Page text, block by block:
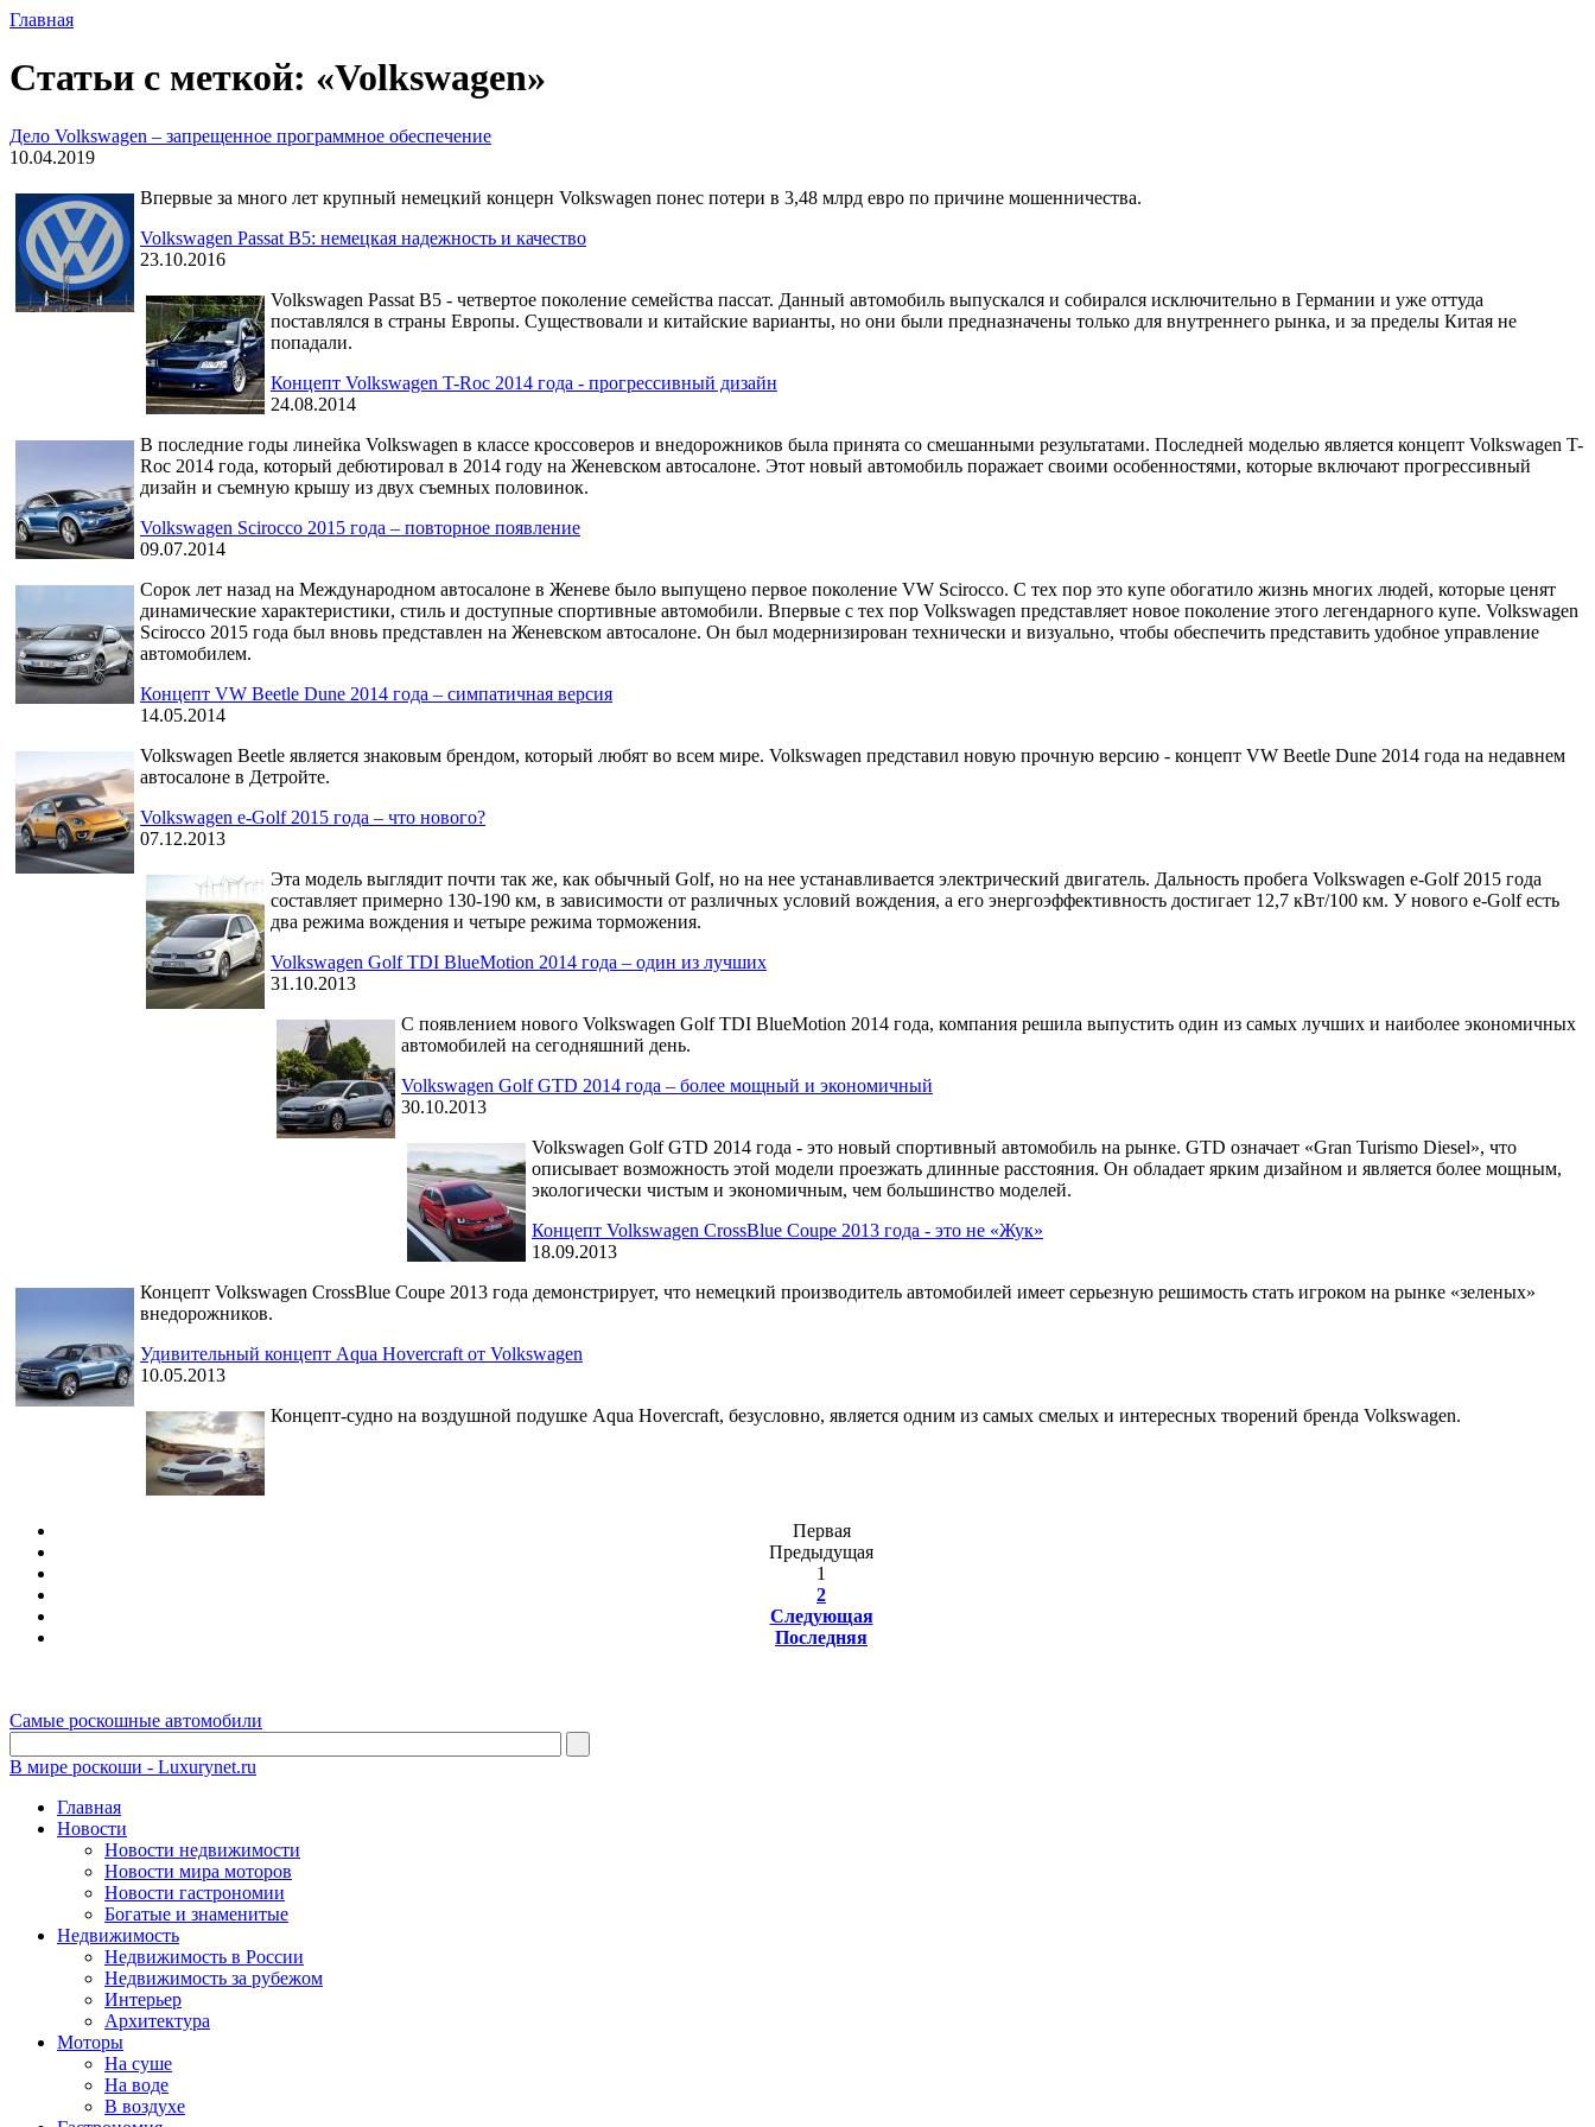
Главная
Статьи с меткой: «Volkswagen»
Дело Volkswagen – запрещенное программное обеспечение
10.04.2019
Впервые за много лет крупный немецкий концерн Volkswagen понес потери в 3,48 млрд евро по причине мошенничества.
Volkswagen Passat B5: немецкая надежность и качество
23.10.2016
Volkswagen Passat B5 - четвертое поколение семейства пассат. Данный автомобиль выпускался и собирался исключительно в Германии и уже оттуда
поставлялся в страны Европы. Существовали и китайские варианты, но они были предназначены только для внутреннего рынка, и за пределы Китая не
попадали.
Концепт Volkswagen T-Roc 2014 года - прогрессивный дизайн
24.08.2014
В последние годы линейка Volkswagen в классе кроссоверов и внедорожников была принята со смешанными результатами. Последней моделью является концепт Volkswagen T-
Roc 2014 года, который дебютировал в 2014 году на Женевском автосалоне. Этот новый автомобиль поражает своими особенностями, которые включают прогрессивный
дизайн и съемную крышу из двух съемных половинок.
Volkswagen Scirocco 2015 года – повторное появление
09.07.2014
Сорок лет назад на Международном автосалоне в Женеве было выпущено первое поколение VW Scirocco. С тех пор это купе обогатило жизнь многих людей, которые ценят
динамические характеристики, стиль и доступные спортивные автомобили. Впервые с тех пор Volkswagen представляет новое поколение этого легендарного купе. Volkswagen
Scirocco 2015 года был вновь представлен на Женевском автосалоне. Он был модернизирован технически и визуально, чтобы обеспечить представить удобное управление
автомобилем.
Концепт VW Beetle Dune 2014 года – симпатичная версия
14.05.2014
Volkswagen Beetle является знаковым брендом, который любят во всем мире. Volkswagen представил новую прочную версию - концепт VW Beetle Dune 2014 года на недавнем
автосалоне в Детройте.
Volkswagen e-Golf 2015 года – что нового?
07.12.2013
Эта модель выглядит почти так же, как обычный Golf, но на нее устанавливается электрический двигатель. Дальность пробега Volkswagen e-Golf 2015 года
составляет примерно 130-190 км, в зависимости от различных условий вождения, а его энергоэффективность достигает 12,7 кВт/100 км. У нового e-Golf есть
два режима вождения и четыре режима торможения.
Volkswagen Golf TDI BlueMotion 2014 года – один из лучших
31.10.2013
С появлением нового Volkswagen Golf TDI BlueMotion 2014 года, компания решила выпустить один из самых лучших и наиболее экономичных
автомобилей на сегодняшний день.
Volkswagen Golf GTD 2014 года – более мощный и экономичный
30.10.2013
Volkswagen Golf GTD 2014 года - это новый спортивный автомобиль на рынке. GTD означает «Gran Turismo Diesel», что
описывает возможность этой модели проезжать длинные расстояния. Он обладает ярким дизайном и является более мощным,
экологически чистым и экономичным, чем большинство моделей.
Концепт Volkswagen CrossBlue Coupe 2013 года - это не «Жук»
18.09.2013
Концепт Volkswagen CrossBlue Coupe 2013 года демонстрирует, что немецкий производитель автомобилей имеет серьезную решимость стать игроком на рынке «зеленых»
внедорожников.
Удивительный концепт Aqua Hovercraft от Volkswagen
10.05.2013
Концепт-судно на воздушной подушке Aqua Hovercraft, безусловно, является одним из самых смелых и интересных творений бренда Volkswagen.
Первая
Предыдущая
1
2
Следующая
Последняя
Самые роскошные автомобили
В мире роскоши - Luxurynet.ru
Главная
Новости
Новости недвижимости
Новости мира моторов
Новости гастрономии
Богатые и знаменитые
Недвижимость
Недвижимость в России
Недвижимость за рубежом
Интерьер
Архитектура
Моторы
На суше
На воде
В воздухе